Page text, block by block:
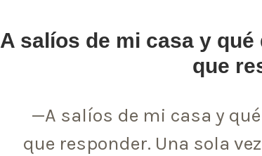
A salíos de mi casa y
que
—A salíos de mi casa y
que responder. Una sola